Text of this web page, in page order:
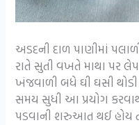
અડદની દાળ પાણીમાં
રાતે સુતી વખતે માથા પર
ખંજવાળી બધે ઘી ઘસી
સમય સુધી આ પ્રયોગ
પડવાની શરુઆત થઈ હોય